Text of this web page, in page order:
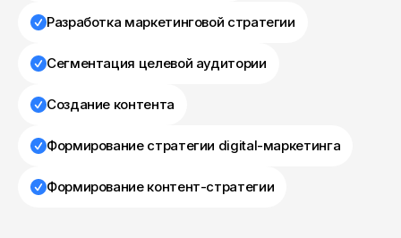
Разработка маркетинговой стратегии
Сегментация целевой аудитории
Создание контента
Формирование стратегии digital-маркетинга
Формирование контент-стратегии